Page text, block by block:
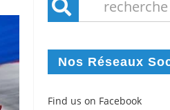
Nos Réseaux
Find us on Facebook